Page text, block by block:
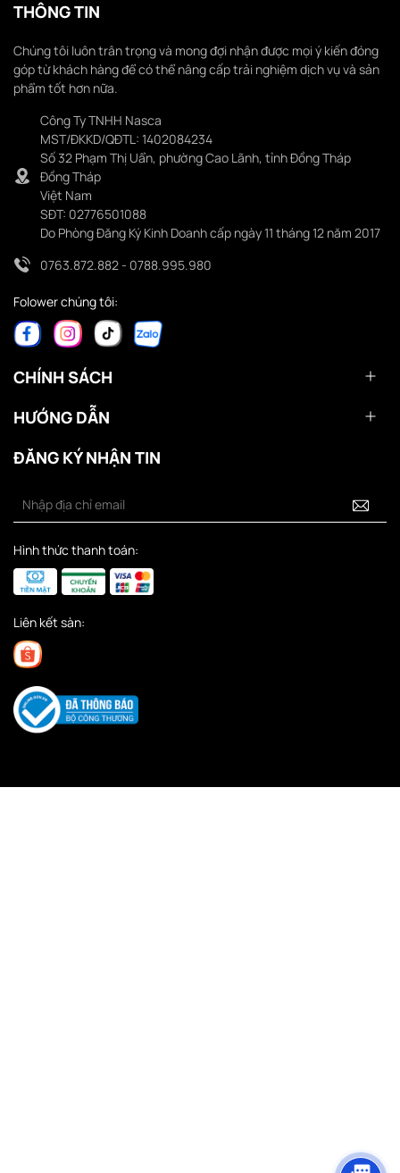
THÔNG TIN
Chúng tôi luôn trân trọng và mong đợi nhận được mọi ý kiến đóng
góp từ khách hàng để có thể nâng cấp trải nghiệm dịch vụ và sản
phẩm tốt hơn nữa.
Công Ty TNHH Nasca
MST/ĐKKD/QĐTL: 1402084234
Số 32 Phạm Thị Uẩn, phường Cao Lãnh, tỉnh Đồng Tháp
Đồng Tháp
Việt Nam
SĐT: 02776501088
Do Phòng Đăng Ký Kinh Doanh cấp ngày 11 tháng 12 năm 2017
0763.872.882 - 0788.995.980
Folower chúng tôi:
CHÍNH SÁCH
HƯỚNG DẪN
ĐĂNG KÝ NHẬN TIN
Hình thức thanh toán:
Liên kết sàn: